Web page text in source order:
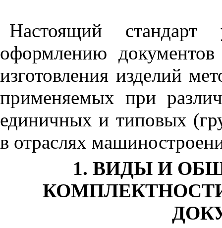
Настоящий стандарт
оформлению документов
изготовления изделий
применяемых при
единичных и типовых
в отраслях
1. ВИДЫ И